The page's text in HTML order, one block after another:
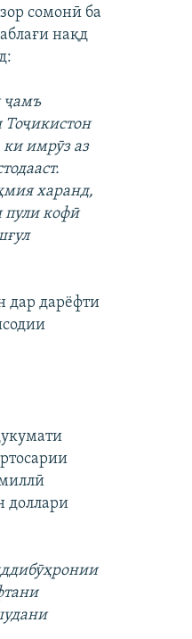
сомонӣ ба
нақд
ҷамъ
Тоҷикистон
имрӯз аз
харанд,
пули кофӣ
дар дарёфти
доллари